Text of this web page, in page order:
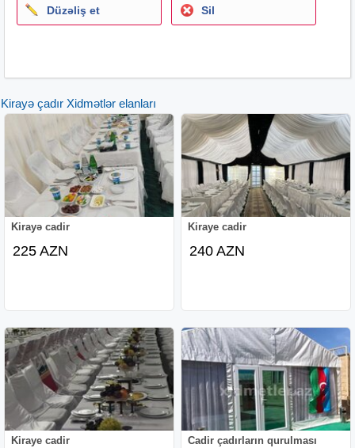
Düzəliş et Sil
Kirayə çadır Xidmətlər elanları
Kirayə cadir
225 AZN
Kiraye cadir
240 AZN
Kiraye cadir
Cadir çadırların qurulması